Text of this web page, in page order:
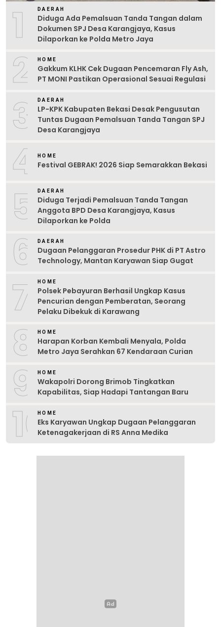
1 DAERAH
Diduga Ada Pemalsuan Tanda Tangan dalam
Dokumen SPJ Desa Karangjaya, Kasus
Dilaporkan ke Polda Metro Jaya
2 HOME
Gakkum KLHK Cek Dugaan Pencemaran Fly Ash,
PT MONI Pastikan Operasional Sesuai Regulasi
3 DAERAH
LP-KPK Kabupaten Bekasi Desak Pengusutan
Tuntas Dugaan Pemalsuan Tanda Tangan SPJ
Desa Karangjaya
4 HOME
Festival GEBRAK! 2026 Siap Semarakkan Bekasi
5 DAERAH
Diduga Terjadi Pemalsuan Tanda Tangan
Anggota BPD Desa Karangjaya, Kasus
Dilaporkan ke Polda
6 DAERAH
Dugaan Pelanggaran Prosedur PHK di PT Astro
Technology, Mantan Karyawan Siap Gugat
7 HOME
Polsek Pebayuran Berhasil Ungkap Kasus
Pencurian dengan Pemberatan, Seorang
Pelaku Dibekuk di Karawang
8 HOME
Harapan Korban Kembali Menyala, Polda
Metro Jaya Serahkan 67 Kendaraan Curian
9 HOME
Wakapolri Dorong Brimob Tingkatkan
Kapabilitas, Siap Hadapi Tantangan Baru
10HOME
Eks Karyawan Ungkap Dugaan Pelanggaran
Ketenagakerjaan di RS Anna Medika